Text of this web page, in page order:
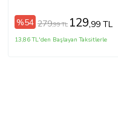
%54 279,99 TL 129,99 TL
13,86 TL'den Başlayan Taksitlerle